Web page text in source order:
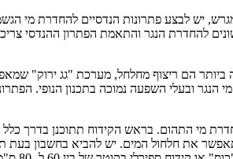
יש לבצע פתרונות הנדסיים להחדרת מי
להחדרת הנגר והתאמת הפתרון ההנדסי
ביותר הם ריצוף מחלחל, מערכת "גג ירוק"
ובעלי השפעה נמוכה בתכנון הנופי.
מי התהום. בראש הקידוח תתוכנן בדרך
שתאפשר את חלחול המים. יש להביא בחשבון